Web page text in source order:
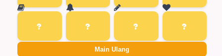
Main Ulang